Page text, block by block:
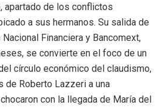
apartado de los conflictos
a sus hermanos. Su salida de
Financiera y Bancomext,
se convierte en el foco de un
círculo económico del claudismo,
de Roberto Lazzeri a una
con la llegada de María del